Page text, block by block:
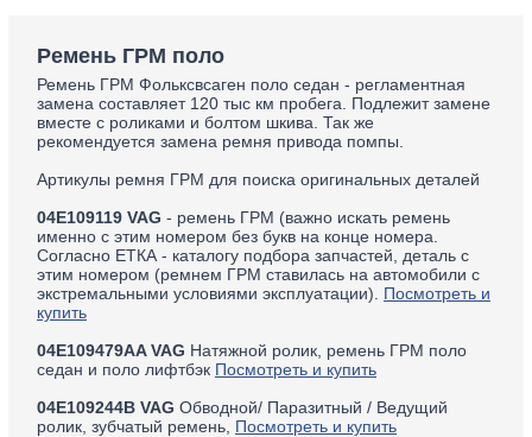
Ремень ГРМ поло
Ремень ГРМ Фольксвсаген поло седан - регламентная
замена составляет 120 тыс км пробега. Подлежит замене
вместе с роликами и болтом шкива. Так же
рекомендуется замена ремня привода помпы.
Артикулы ремня ГРМ для поиска оригинальных деталей
04E109119 VAG - ремень ГРМ (важно искать ремень
именно с этим номером без букв на конце номера.
Согласно ЕТКА - каталогу подбора запчастей, деталь с
этим номером (ремнем ГРМ ставилась на автомобили с
экстремальными условиями эксплуатации). Посмотреть и
купить
04E109479AA VAG Натяжной ролик, ремень ГРМ поло
седан и поло лифтбэк Посмотреть и купить
04E109244B VAG Обводной/ Паразитный / Ведущий
ролик, зубчатый ремень, Посмотреть и купить